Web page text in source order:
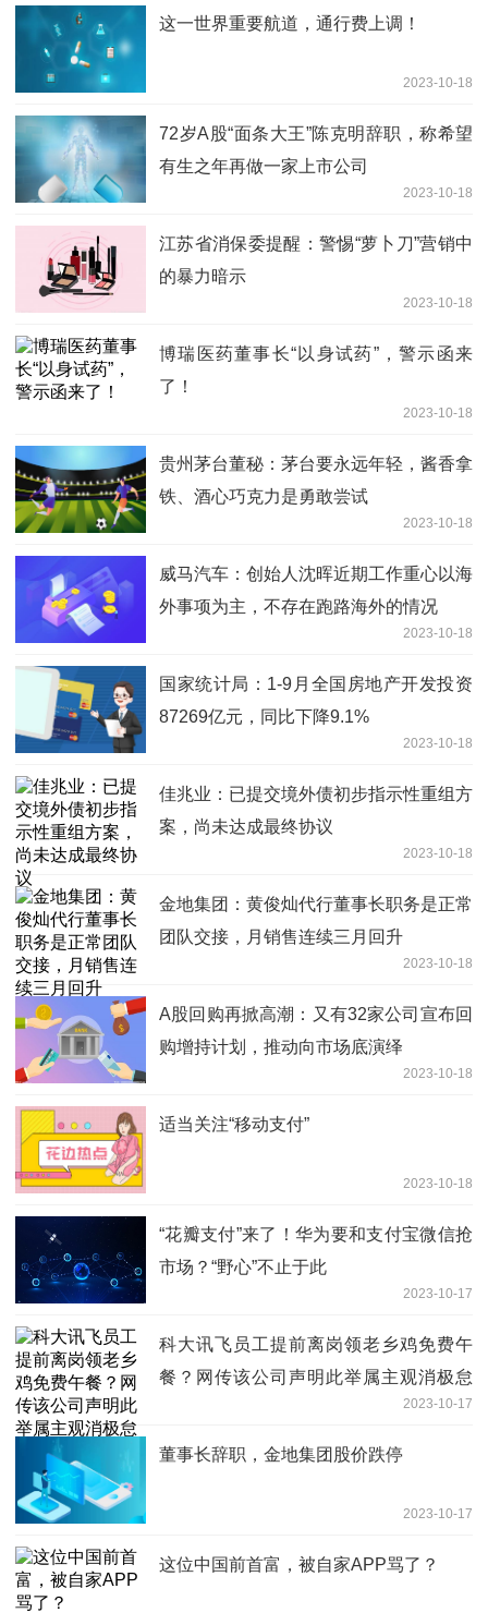
这一世界重要航道，通行费上调！
2023-10-18
72岁A股“面条大王”陈克明辞职，称希望
有生之年再做一家上市公司
2023-10-18
江苏省消保委提醒：警惕“萝卜刀”营销中
的暴力暗示
2023-10-18
博瑞医药董事长“以身试药”，警示函来
了！
2023-10-18
贵州茅台董秘：茅台要永远年轻，酱香拿
铁、酒心巧克力是勇敢尝试
2023-10-18
威马汽车：创始人沈晖近期工作重心以海
外事项为主，不存在跑路海外的情况
2023-10-18
国家统计局：1-9月全国房地产开发投资
87269亿元，同比下降9.1%
2023-10-18
佳兆业：已提交境外债初步指示性重组方
案，尚未达成最终协议
2023-10-18
金地集团：黄俊灿代行董事长职务是正常
团队交接，月销售连续三月回升
2023-10-18
A股回购再掀高潮：又有32家公司宣布回
购增持计划，推动向市场底演绎
2023-10-18
适当关注“移动支付”
2023-10-18
“花瓣支付”来了！华为要和支付宝微信抢
市场？“野心”不止于此
2023-10-17
科大讯飞员工提前离岗领老乡鸡免费午
餐？网传该公司声明此举属主观消极怠
2023-10-17
董事长辞职，金地集团股价跌停
2023-10-17
这位中国前首富，被自家APP骂了？